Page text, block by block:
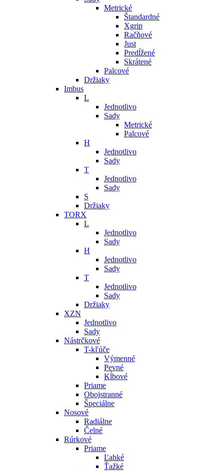
Metrické
Štandardné
Xgrip
Račňové
Just
Predĺžené
Skrátené
Palcové
Držiaky
Imbus
L
Jednotlivo
Sady
Metrické
Palcové
H
Jednotlivo
Sady
T
Jednotlivo
Sady
S
Držiaky
TORX
L
Jednotlivo
Sady
H
Jednotlivo
Sady
T
Jednotlivo
Sady
Držiaky
XZN
Jednotlivo
Sady
Nástrčkové
T-kľúče
Výmenné
Pevné
Kĺbové
Priame
Obojstranné
Špeciálne
Nosové
Radiálne
Čelné
Rúrkové
Priame
Ľahké
Ťažké